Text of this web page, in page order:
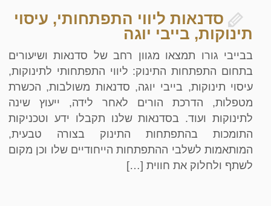
סדנאות ליווי התפתחותי, עיסוי
תינוקות, בייבי יוגה
בבייבי גורו תמצאו מגוון רחב של סדנאות ושיעורים
בתחום התפתחות התינוק: ליווי התפתחותי לתינוקות,
עיסוי תינוקות, בייבי יוגה, סדנאות משולבות, הכשרת
מטפלות, הדרכת הורים לאחר לידה, ייעוץ שינה
לתינוקות ועוד. בסדנאות שלנו תקבלו ידע וטכניקות
התומכות בהתפתחות התינוק בצורה טבעית,
המותאמות לשלבי ההתפתחות הייחודיים שלו וכן מקום
לשתף ולחלוק את חווית […]